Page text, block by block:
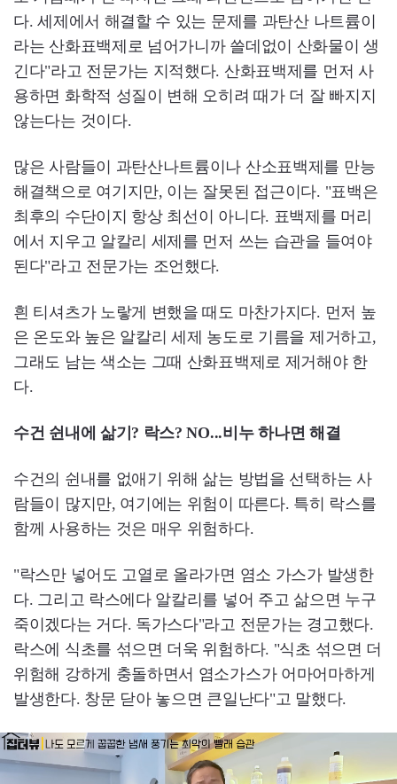
다. 세제에서 해결할 수 있는 문제를 과탄산 나트륨이
라는 산화표백제로 넘어가니까 쓸데없이 산화물이 생
긴다"라고 전문가는 지적했다. 산화표백제를 먼저 사
용하면 화학적 성질이 변해 오히려 때가 더 잘 빠지지
않는다는 것이다.
많은 사람들이 과탄산나트륨이나 산소표백제를 만능
해결책으로 여기지만, 이는 잘못된 접근이다. "표백은
최후의 수단이지 항상 최선이 아니다. 표백제를 머리
에서 지우고 알칼리 세제를 먼저 쓰는 습관을 들여야
된다"라고 전문가는 조언했다.
흰 티셔츠가 노랗게 변했을 때도 마찬가지다. 먼저 높
은 온도와 높은 알칼리 세제 농도로 기름을 제거하고,
그래도 남는 색소는 그때 산화표백제로 제거해야 한
다.
수건 쉰내에 삶기? 락스? NO...비누 하나면 해결
수건의 쉰내를 없애기 위해 삶는 방법을 선택하는 사
람들이 많지만, 여기에는 위험이 따른다. 특히 락스를
함께 사용하는 것은 매우 위험하다.
"락스만 넣어도 고열로 올라가면 염소 가스가 발생한
다. 그리고 락스에다 알칼리를 넣어 주고 삶으면 누구
죽이겠다는 거다. 독가스다"라고 전문가는 경고했다.
락스에 식초를 섞으면 더욱 위험하다. "식초 섞으면 더
위험해 강하게 충돌하면서 염소가스가 어마어마하게
발생한다. 창문 닫아 놓으면 큰일난다"고 말했다.